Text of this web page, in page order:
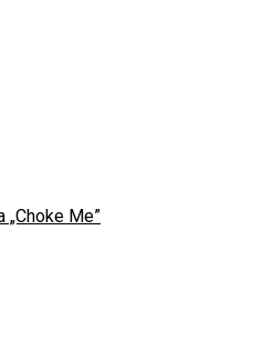
Me”